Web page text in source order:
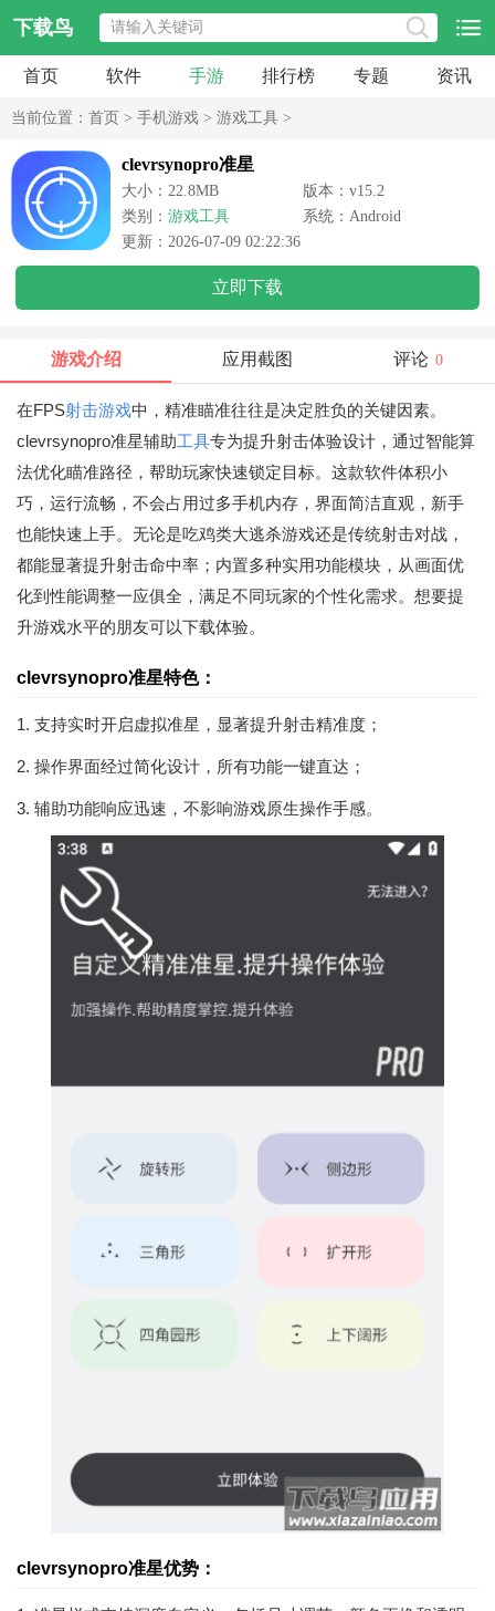
下载鸟
首页 软件 手游 排行榜 专题 资讯
当前位置： 首页 > 手机游戏 > 游戏工具 >
clevrsynopro准星
大小：22.8MB
版本：v15.2
类别： 游戏工具
系统：Android
更新：2026-07-09 02:22:36
立即下载
游戏介绍 应用截图 评论 0
在FPS射击游戏中，精准瞄准往往是决定胜负的关键因素。
clevrsynopro准星辅助工具专为提升射击体验设计，通过智能算
法优化瞄准路径，帮助玩家快速锁定目标。这款软件体积小
巧，运行流畅，不会占用过多手机内存，界面简洁直观，新手
也能快速上手。无论是吃鸡类大逃杀游戏还是传统射击对战，
都能显著提升射击命中率；内置多种实用功能模块，从画面优
化到性能调整一应俱全，满足不同玩家的个性化需求。想要提
升游戏水平的朋友可以下载体验。
clevrsynopro准星特色：
1. 支持实时开启虚拟准星，显著提升射击精准度；
2. 操作界面经过简化设计，所有功能一键直达；
3. 辅助功能响应迅速，不影响游戏原生操作手感。
clevrsynopro准星优势：